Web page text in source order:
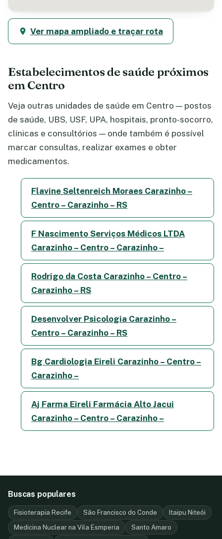
Ver mapa ampliado e traçar rota
Estabelecimentos de saúde próximos
em Centro
Veja outras unidades de saúde em Centro — postos
de saúde, UBS, USF, UPA, hospitais, pronto-socorro,
clínicas e consultórios — onde também é possível
marcar consultas, realizar exames e obter
medicamentos.
Flavine Seltenreich Moraes Carazinho –
Centro – Carazinho – RS
F Nascimento Serviços Médicos LTDA
Carazinho – Centro – Carazinho –
Rodrigo da Costa Carazinho – Centro –
Carazinho – RS
Desenvolver Psicologia Carazinho –
Centro – Carazinho – RS
Bg Cardiologia Eireli Carazinho – Centro –
Carazinho –
Aj Farma Eireli Farmácia Alto Jacui
Carazinho – Centro – Carazinho –
Buscas populares
Fisioterapia Recife São Francisco do Conde
Itaipu Niteói
Medicina Nuclear na Vila Esmperia
Santo Amaro